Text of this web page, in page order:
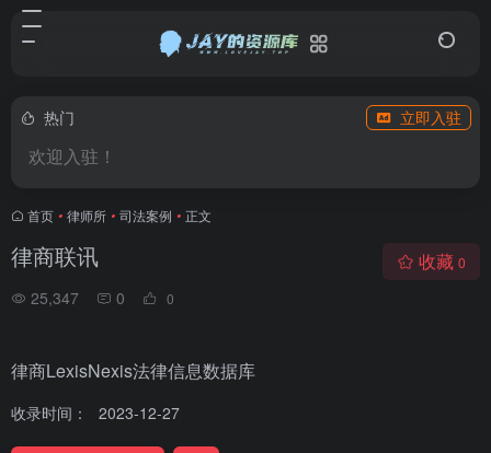
热门 立即入驻
欢迎入驻！
首页 • 律师所 • 司法案例 • 正文
律商联讯
25,347 0 0
收藏 0
律商LexisNexis法律信息数据库
收录时间： 2023-12-27